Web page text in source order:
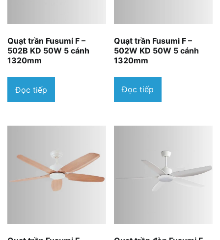
Quạt trần Fusumi F –
502B KD 50W 5 cánh
1320mm
Đọc tiếp
Quạt trần Fusumi F –
502W KD 50W 5 cánh
1320mm
Đọc tiếp